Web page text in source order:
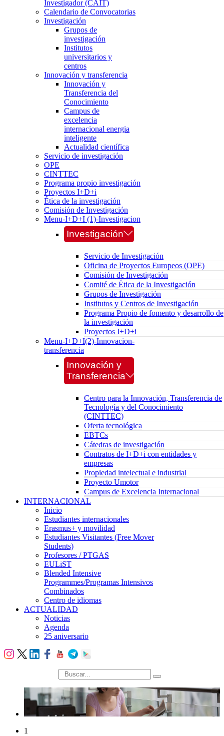
Investigador (CAIT)
Calendario de Convocatorias
Investigación
Grupos de
investigación
Institutos
universitarios y
centros
Innovación y transferencia
Innovación y
Transferencia del
Conocimiento
Campus de
excelencia
internacional energia
inteligente
Actualidad científica
Servicio de investigación
OPE
CINTTEC
Programa propio investigación
Proyectos I+D+i
Ética de la investigación
Comisión de Investigación
Menu-I+D+I (1)-Investigacion
Investigación
Servicio de Investigación
Oficina de Proyectos Europeos (OPE)
Comisión de Investigación
Comité de Ética de la Investigación
Grupos de Investigación
Institutos y Centros de Investigación
Programa Propio de fomento y desarrollo de
la investigación
Proyectos I+D+i
Menu-I+D+I(2)-Innovacion-
transferencia
Innovación y
Transferencia
Centro para la Innovación, Transferencia de
Tecnología y del Conocimiento
(CINTTEC)
Oferta tecnológica
EBTCs
Cátedras de investigación
Contratos de I+D+i con entidades y
empresas
Propiedad intelectual e industrial
Proyecto Umotor
Campus de Excelencia Internacional
INTERNACIONAL
Inicio
Estudiantes internacionales
Erasmus+ y movilidad
Estudiantes Visitantes (Free Mover
Students)
Profesores / PTGAS
EULiST
Blended Intensive
Programmes/Programas Intensivos
Combinados
Centro de idiomas
ACTUALIDAD
Noticias
Agenda
25 aniversario
búsqueda
1